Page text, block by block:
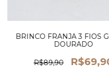
BRINCO FRANJA 3 FIOS
DOURADO
R$89,90